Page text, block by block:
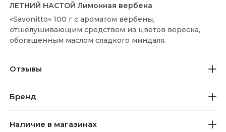
ЛЕТНИЙ НАСТОЙ Лимонная вербена
«Savonitto» 100 г с ароматом вербены,
отшелушивающим средством из цветов вереска,
обогащенным маслом сладкого миндаля.
Отзывы
Бренд
Наличие в магазинах